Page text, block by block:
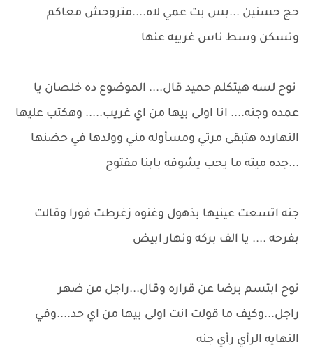
حج حسنين ...بس بت عمي لاه....متروحش معاكم
وتسكن وسط ناس غريبه عنها
نوح لسه هيتكلم حميد قال.... الموضوع ده خلصان يا
عمده وجنه.... انا اولى بيها من اي غريب..... وهكتب عليها
النهارده هتبقى مرتي ومسأوله مني وولدها في حضنها
...جده ميته ما يحب يشوفه بابنا مفتوح
جنه اتسعت عينيها بذهول وغنوه زغرطت فورا وقالت
بفرحه .... يا الف بركه ونهار ابيض
نوح ابتسم برضا عن قراره وقال...راجل من ضهر
راجل...وكيف ما قولت انت اولى بيها من اي حد....وفي
النهايه الرأي رأي جنه